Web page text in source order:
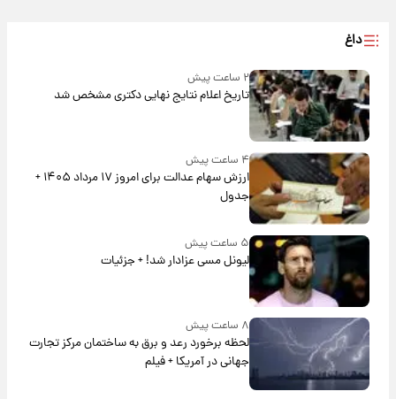
داغ
۲ ساعت پیش
تاریخ اعلام نتایج نهایی دکتری مشخص شد
۴ ساعت پیش
ارزش سهام عدالت برای امروز ۱۷ مرداد ۱۴۰۵ +
جدول
۵ ساعت پیش
لیونل مسی عزادار شد! + جزئیات
۸ ساعت پیش
لحظه برخورد رعد و برق به ساختمان مرکز تجارت
جهانی در آمریکا + فیلم